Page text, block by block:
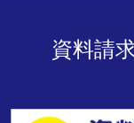
資料請